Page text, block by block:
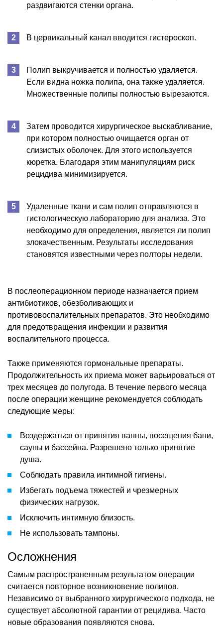
раздвигаются стенки органа.
В цервикальный канал вводится гистероскоп.
Полип выкручивается и полностью удаляется.
Если видна ножка полипа, она также удаляется.
Множественные полипы полностью вырезаются.
Затем проводится хирургическое выскабливание,
при котором полностью очищается орган от
слизистых оболочек. Для этого используется
кюретка. Благодаря этим манипуляциям риск
рецидива минимизируется.
Удаленные ткани и сам полип отправляются в
гистологическую лабораторию для анализа. Это
необходимо для определения, является ли полип
злокачественным. Результаты исследования
становятся известными через полторы недели.
В послеоперационном периоде назначается прием
антибиотиков, обезболивающих и
противовоспалительных препаратов. Это необходимо
для предотвращения инфекции и развития
воспалительного процесса.
Также применяются гормональные препараты.
Продолжительность их приема может варьироваться от
трех месяцев до полугода. В течение первого месяца
после операции женщине рекомендуется соблюдать
следующие меры:
Воздержаться от принятия ванны, посещения бани,
сауны и бассейна. Разрешено только принятие
душа.
Соблюдать правила интимной гигиены.
Избегать подъема тяжестей и чрезмерных
физических нагрузок.
Исключить интимную близость.
Не использовать тампоны.
Осложнения
Самым распространенным результатом операции
считается повторное возникновение полипов.
Независимо от выбранного хирургического подхода, не
существует абсолютной гарантии от рецидива. Часто
новые образования появляются снова.